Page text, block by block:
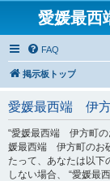
愛媛最西
FAQ
掲示板トップ
愛媛最西端 伊方
“愛媛最西端 伊方町の
媛最西端 伊方町のお
たって、あなたは以下
しない場合、 “愛媛最